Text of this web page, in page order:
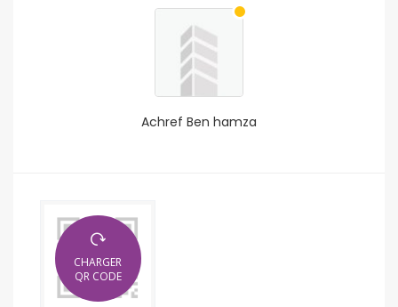
Achref Ben hamza
CHARGER
QR CODE